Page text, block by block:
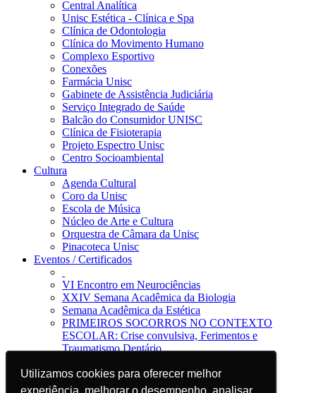
Utilizamos cookies para oferecer melhor
experiência, melhorar o desempenho, analisar
Utilizamos cookies para oferecer melhor
experiência, melhorar o desempenho, analisar
Central Analítica
Unisc Estética - Clínica e Spa
Clínica de Odontologia
Clínica do Movimento Humano
Complexo Esportivo
Conexões
Farmácia Unisc
Gabinete de Assistência Judiciária
Serviço Integrado de Saúde
Balcão do Consumidor UNISC
Clínica de Fisioterapia
Projeto Espectro Unisc
Centro Socioambiental
Cultura
Agenda Cultural
Coro da Unisc
Escola de Música
Núcleo de Arte e Cultura
Orquestra de Câmara da Unisc
Pinacoteca Unisc
Eventos / Certificados
VI Encontro em Neurociências
XXIV Semana Acadêmica da Biologia
Semana Acadêmica da Estética
PRIMEIROS SOCORROS NO CONTEXTO
ESCOLAR: Crise convulsiva, Ferimentos e
Traumatismo Dentário
Jornal da Unisc
Notícias